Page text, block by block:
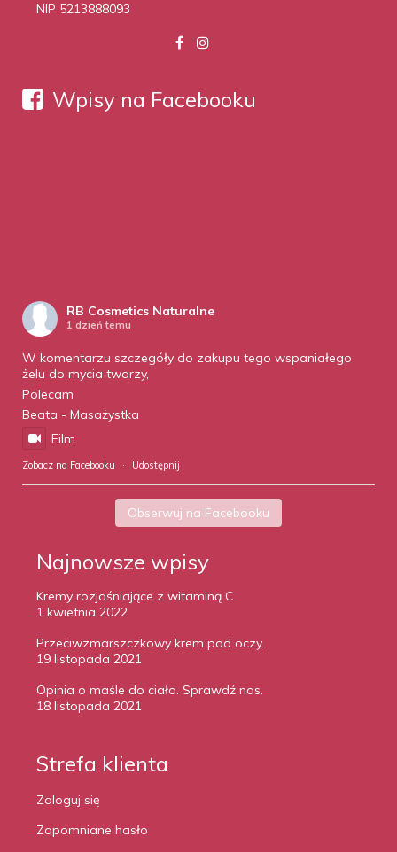
NIP 5213888093
Wpisy na Facebooku
RB Cosmetics Naturalne
1 dzień temu
W komentarzu szczegóły do zakupu tego wspaniałego
żelu do mycia twarzy,
Polecam
Beata - Masażystka
Film
Zobacz na Facebooku · Udostępnij
Obserwuj na Facebooku
Najnowsze wpisy
Kremy rozjaśniające z witaminą C
1 kwietnia 2022
Przeciwzmarszczkowy krem pod oczy.
19 listopada 2021
Opinia o maśle do ciała. Sprawdź nas.
18 listopada 2021
Strefa klienta
Zaloguj się
Zapomniane hasło